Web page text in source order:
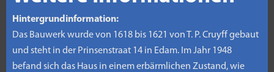
Hintergrundinformation:
Das Bauwerk wurde von 1618 bis 1621 von T. P. Cruyff gebaut
und steht in der Prinsenstraat 14 in Edam. Im Jahr 1948
befand sich das Haus in einem erbärmlichen Zustand, wie